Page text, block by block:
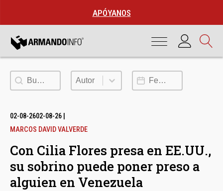
APÓYANOS
Buscar Autor
Autor Fecha de publicación
02-08-2602-08-26
MARCOS DAVID VALVERDE
Con Cilia Flores presa en EE.UU.,
su sobrino puede poner preso a
alguien en Venezuela